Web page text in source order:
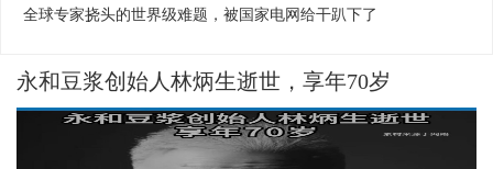
全球专家挠头的世界级难题，被国家电网给干趴下了
相关视频
永和豆浆创始人林炳生逝世，享年70岁